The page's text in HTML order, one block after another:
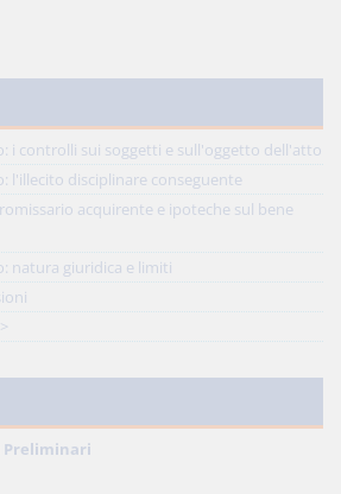
i controlli sui soggetti e sull'oggetto dell'atto
l'illecito disciplinare conseguente
acquirente e ipoteche sul bene
natura giuridica e limiti
Preliminari